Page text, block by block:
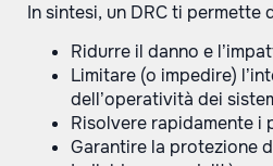
In sintesi, un DRC ti permette
Ridurre il danno e
Limitare (o impedire)
dell’operatività dei
Risolvere rapidamente i
Garantire la protezione